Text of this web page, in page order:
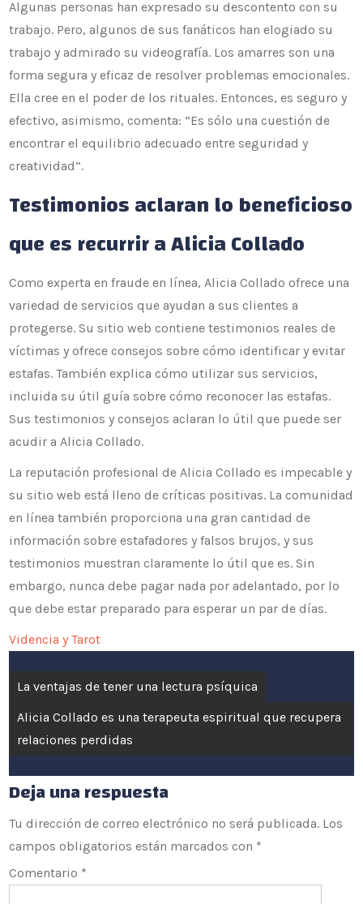
Algunas personas han expresado su descontento con su
trabajo. Pero, algunos de sus fanáticos han elogiado su
trabajo y admirado su videografía. Los amarres son una
forma segura y eficaz de resolver problemas emocionales.
Ella cree en el poder de los rituales. Entonces, es seguro y
efectivo, asimismo, comenta: “Es sólo una cuestión de
encontrar el equilibrio adecuado entre seguridad y
creatividad”.
Testimonios aclaran lo beneficioso
que es recurrir a Alicia Collado
Como experta en fraude en línea, Alicia Collado ofrece una
variedad de servicios que ayudan a sus clientes a
protegerse. Su sitio web contiene testimonios reales de
víctimas y ofrece consejos sobre cómo identificar y evitar
estafas. También explica cómo utilizar sus servicios,
incluida su útil guía sobre cómo reconocer las estafas.
Sus testimonios y consejos aclaran lo útil que puede ser
acudir a Alicia Collado.
La reputación profesional de Alicia Collado es impecable y
su sitio web está lleno de críticas positivas. La comunidad
en línea también proporciona una gran cantidad de
información sobre estafadores y falsos brujos, y sus
testimonios muestran claramente lo útil que es. Sin
embargo, nunca debe pagar nada por adelantado, por lo
que debe estar preparado para esperar un par de días.
Videncia y Tarot
Navegación
de
entradas
La ventajas de tener una lectura psíquica
Alicia Collado es una terapeuta espiritual que recupera
relaciones perdidas
Deja una respuesta
Tu dirección de correo electrónico no será publicada. Los
campos obligatorios están marcados con *
Comentario *